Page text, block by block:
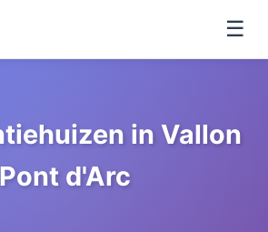
☰
in Vallon
Pont d'Arc